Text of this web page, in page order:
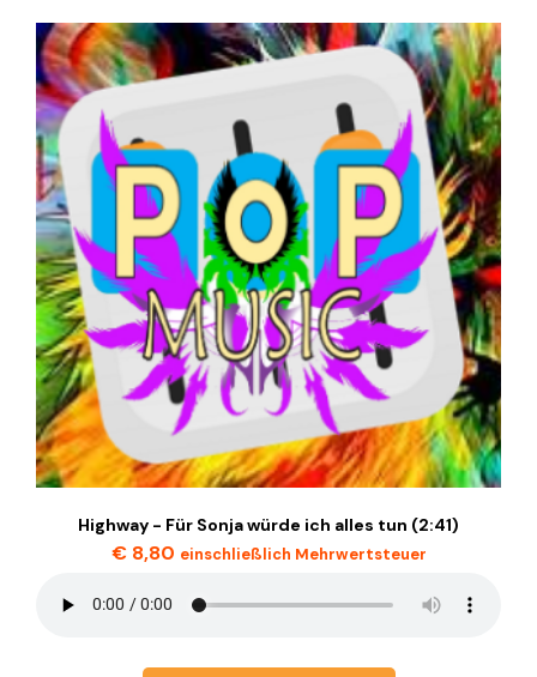
Highway - Für Sonja würde ich alles tun (2:41)
€8,80 einschließlich Mehrwertsteuer